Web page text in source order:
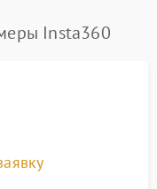
Insta360